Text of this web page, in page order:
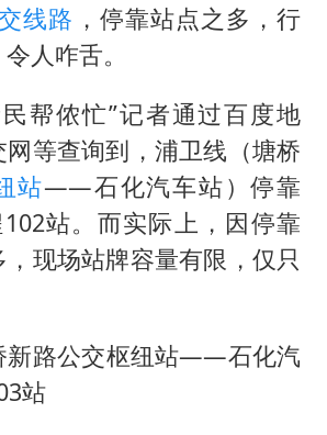
线路 ，停靠站点之多，行
人咋舌。
帮侬忙”记者通过百度地
等查询到，浦卫线（塘桥
站——石化汽车站）停靠
站。而实际上，因停靠
现场站牌容量有限，仅只
新路公交枢纽站——石化汽
站